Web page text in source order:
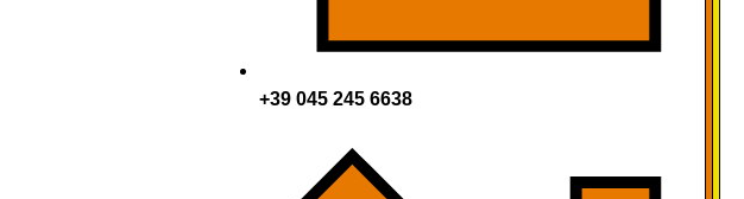
+39 045 245 6638